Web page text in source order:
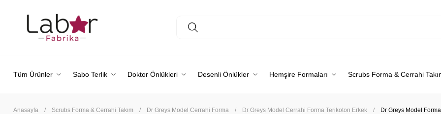
Tüm Ürünler Sabo Terlik Doktor Önlükleri Desenli Önlükler Hemşire Formaları Scrubs Forma & Cerrahi
Anasayfa Scrubs Forma & Cerrahi Takım Dr Greys Model Cerrahi Forma Dr Greys Model Cerrahi Forma Terikoton Erkek Dr Greys Model